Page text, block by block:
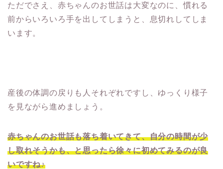
ただでさえ、赤ちゃんのお世話は大変なのに、慣れる
前からいろいろ手を出してしまうと、息切れしてしま
います。
産後の体調の戻りも人それぞれですし、ゆっくり様子
を見ながら進めましょう。
赤ちゃんのお世話も落ち着いてきて、自分の時間が少
し取れそうかも、と思ったら徐々に初めてみるのが良
いですね♪